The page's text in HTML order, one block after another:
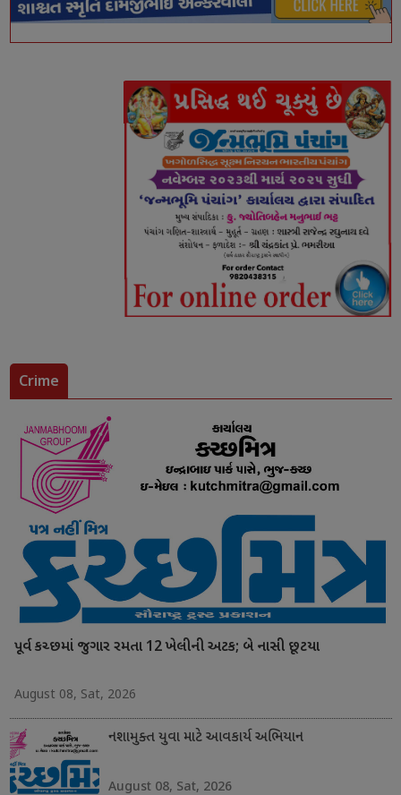
Crime
પૂર્વ કચ્છમાં જુગાર રમતા 12 ખેલીની અટક; બે નાસી છૂટયા
August 08, Sat, 2026
નશામુક્ત યુવા માટે આવકાર્ય અભિયાન
August 08, Sat, 2026